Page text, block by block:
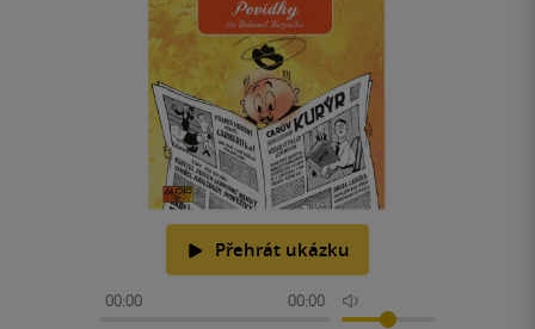
Přehrát ukázku
00:00 00:00